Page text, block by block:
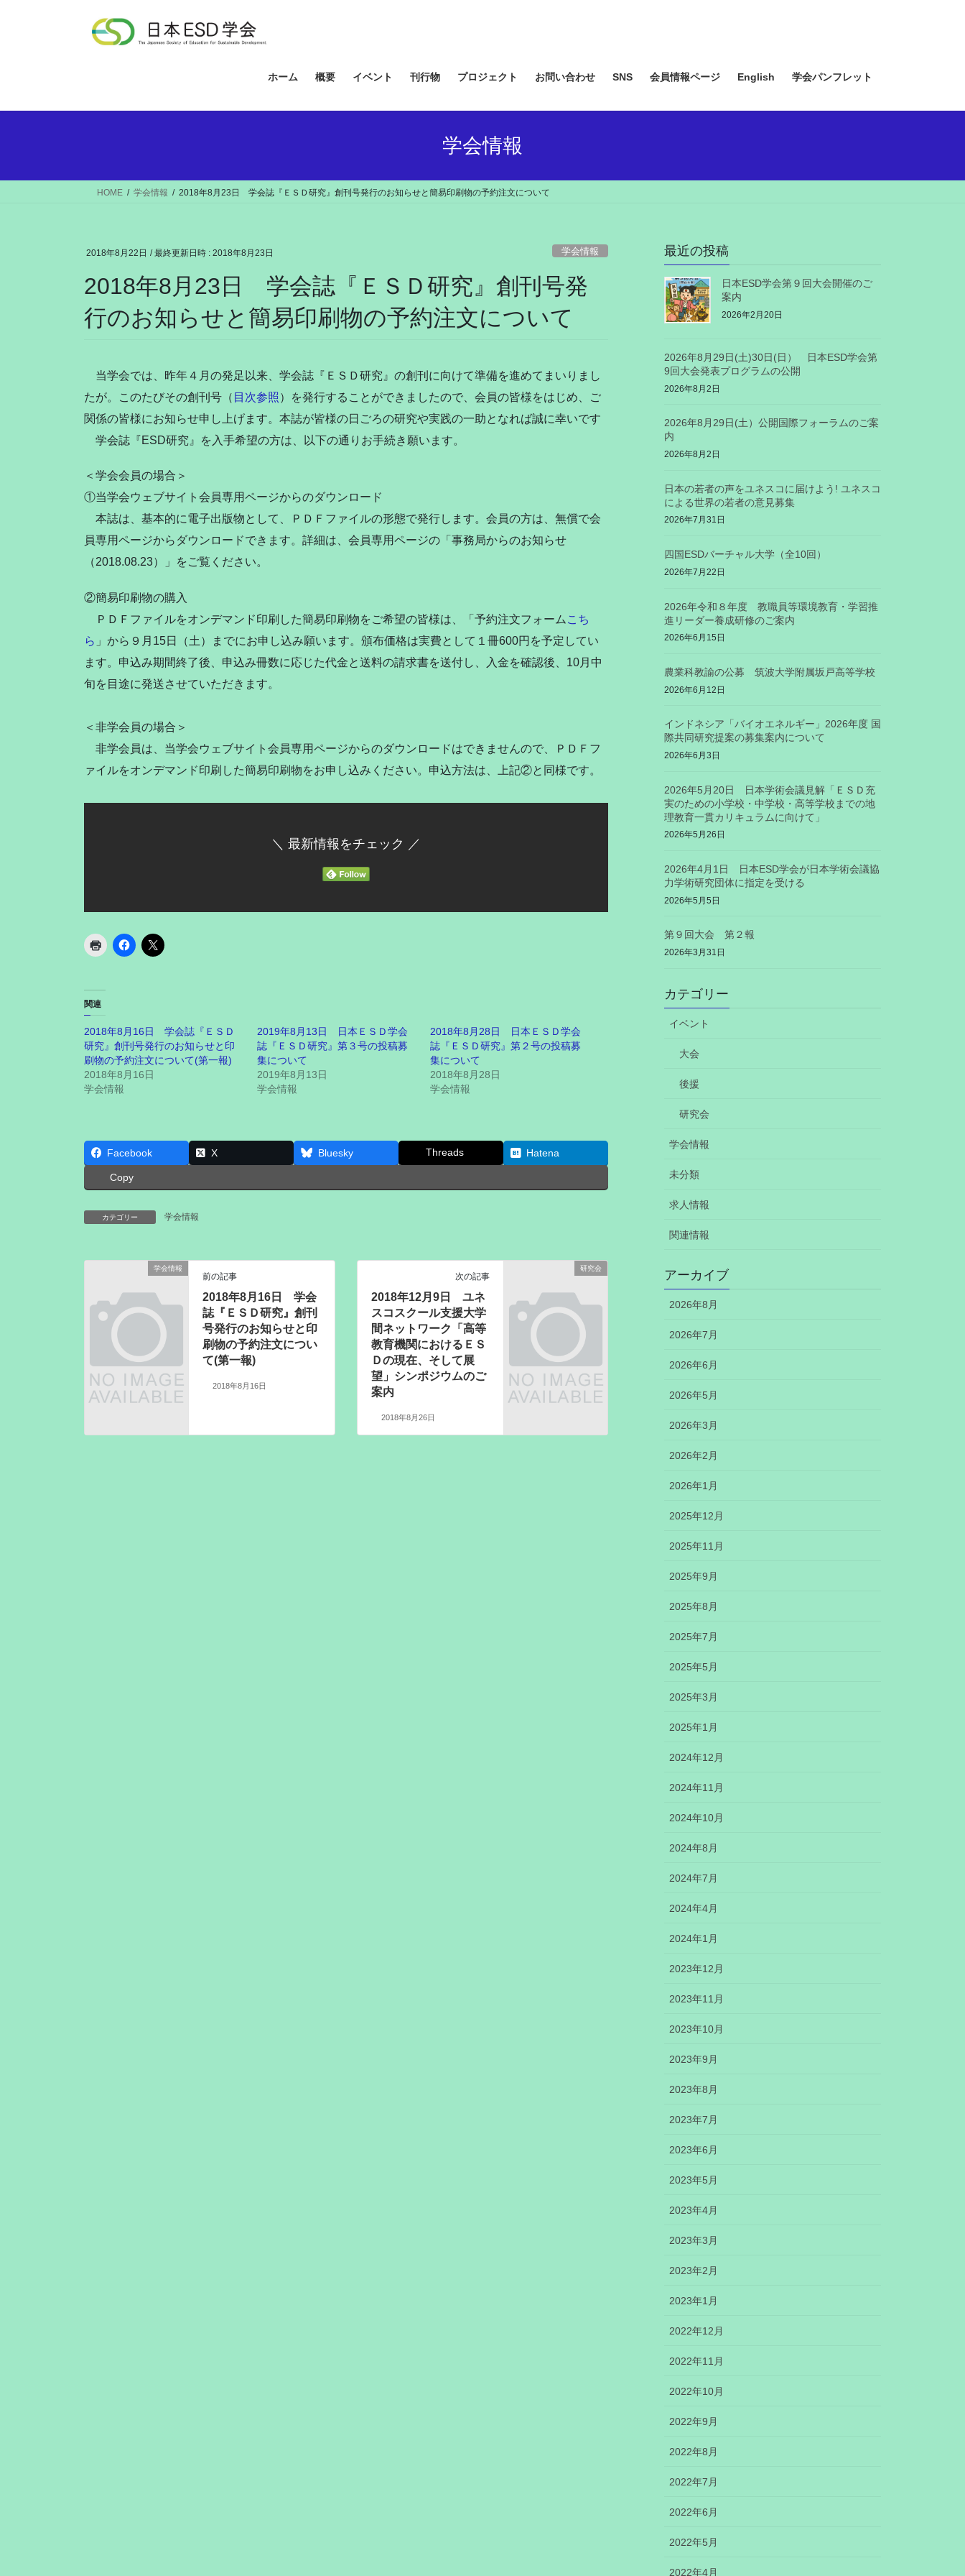
ス
ン
ホーム 概要 イベント 刊行物 プロジェクト お問い合わせ SNS 会員情報ページ English 学会パンフレット
学会情報
HOME 学会情報 2018年8月23日 学会誌『ＥＳＤ研究』創刊号発行のお知らせと簡易印刷物の予約注文について
2018年8月22日 / 最終更新日時 : 2018年8月23日 学会情報
2018年8月23日 学会誌『ＥＳＤ研究』創刊号発
行のお知らせと簡易印刷物の予約注文について
当学会では、昨年４月の発足以来、学会誌『ＥＳＤ研究』の創刊に向けて準備を進めてまいりまし
たが。このたびその創刊号（ 目次参照 ）を発行することができましたので、会員の皆様をはじめ、ご
関係の皆様にお知らせ申し上げます。本誌が皆様の日ごろの研究や実践の一助となれば誠に幸いです
学会誌『ESD研究』を入手希望の方は、以下の通りお手続き願います。
＜学会会員の場合＞
①当学会ウェブサイト会員専用ページからのダウンロード
本誌は、基本的に電子出版物として、ＰＤＦファイルの形態で発行します。会員の方は、無償で会
員専用ページからダウンロードできます。詳細は、会員専用ページの「事務局からのお知らせ
（2018.08.23）」をご覧ください。
②簡易印刷物の購入
ＰＤＦファイルをオンデマンド印刷した簡易印刷物をご希望の皆様は、「予約注文フォーム こち
ら 」から９月15日（土）までにお申し込み願います。頒布価格は実費として１冊600円を予定してい
ます。申込み期間終了後、申込み冊数に応じた代金と送料の請求書を送付し、入金を確認後、10月中
旬を目途に発送させていただきます。
＜非学会員の場合＞
非学会員は、当学会ウェブサイト会員専用ページからのダウンロードはできませんので、ＰＤＦフ
ァイルをオンデマンド印刷した簡易印刷物をお申し込みください。申込方法は、上記②と同様です。
＼ 最新情報をチェック ／
関連
2018年8月16日 学会誌『ＥＳＤ
研究』創刊号発行のお知らせと印
刷物の予約注文について(第一報)
2018年8月16日
学会情報
2019年8月13日 日本ＥＳＤ学会
誌『ＥＳＤ研究』第３号の投稿募
集について
2019年8月13日
学会情報
2018年8月28日 日本ＥＳＤ学会
誌『ＥＳＤ研究』第２号の投稿募
集について
2018年8月28日
学会情報
Facebook X Bluesky Threads Hatena
Copy
カテゴリー 学会情報
学会情報
前の記事
2018年8月16日 学会
誌『ＥＳＤ研究』創刊
号発行のお知らせと印
刷物の予約注文につい
て(第一報)
2018年8月16日
研究会
次の記事
2018年12月9日 ユネ
スコスクール支援大学
間ネットワーク「高等
教育機関におけるＥＳ
Ｄの現在、そして展
望」シンポジウムのご
案内
2018年8月26日
最近の投稿
日本ESD学会第９回大会開催のご
案内
2026年2月20日
2026年8月29日(土)30日(日） 日本ESD学会第
9回大会発表プログラムの公開
2026年8月2日
2026年8月29日(土）公開国際フォーラムのご案
内
2026年8月2日
日本の若者の声をユネスコに届けよう! ユネスコ
による世界の若者の意見募集
2026年7月31日
四国ESDバーチャル大学（全10回）
2026年7月22日
2026年令和８年度 教職員等環境教育・学習推
進リーダー養成研修のご案内
2026年6月15日
農業科教諭の公募 筑波大学附属坂戸高等学校
2026年6月12日
インドネシア「バイオエネルギー」2026年度 国
際共同研究提案の募集案内について
2026年6月3日
2026年5月20日 日本学術会議見解「ＥＳＤ充
実のための小学校・中学校・高等学校までの地
理教育一貫カリキュラムに向けて」
2026年5月26日
2026年4月1日 日本ESD学会が日本学術会議協
力学術研究団体に指定を受ける
2026年5月5日
第９回大会 第２報
2026年3月31日
カテゴリー
イベント
大会
後援
研究会
学会情報
未分類
求人情報
関連情報
アーカイブ
2026年8月
2026年7月
2026年6月
2026年5月
2026年3月
2026年2月
2026年1月
2025年12月
2025年11月
2025年9月
2025年8月
2025年7月
2025年5月
2025年3月
2025年1月
2024年12月
2024年11月
2024年10月
2024年8月
2024年7月
2024年4月
2024年1月
2023年12月
2023年11月
2023年10月
2023年9月
2023年8月
2023年7月
2023年6月
2023年5月
2023年4月
2023年3月
2023年2月
2023年1月
2022年12月
2022年11月
2022年10月
2022年9月
2022年8月
2022年7月
2022年6月
2022年5月
2022年4月